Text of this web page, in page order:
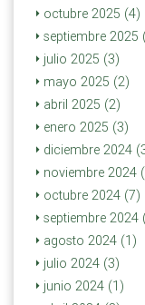
octubre 2025 (4)
septiembre 2025
julio 2025 (3)
mayo 2025 (2)
abril 2025 (2)
enero 2025 (3)
diciembre 2024
noviembre 2024
octubre 2024 (7)
septiembre 2024
agosto 2024 (1)
julio 2024 (3)
junio 2024 (1)